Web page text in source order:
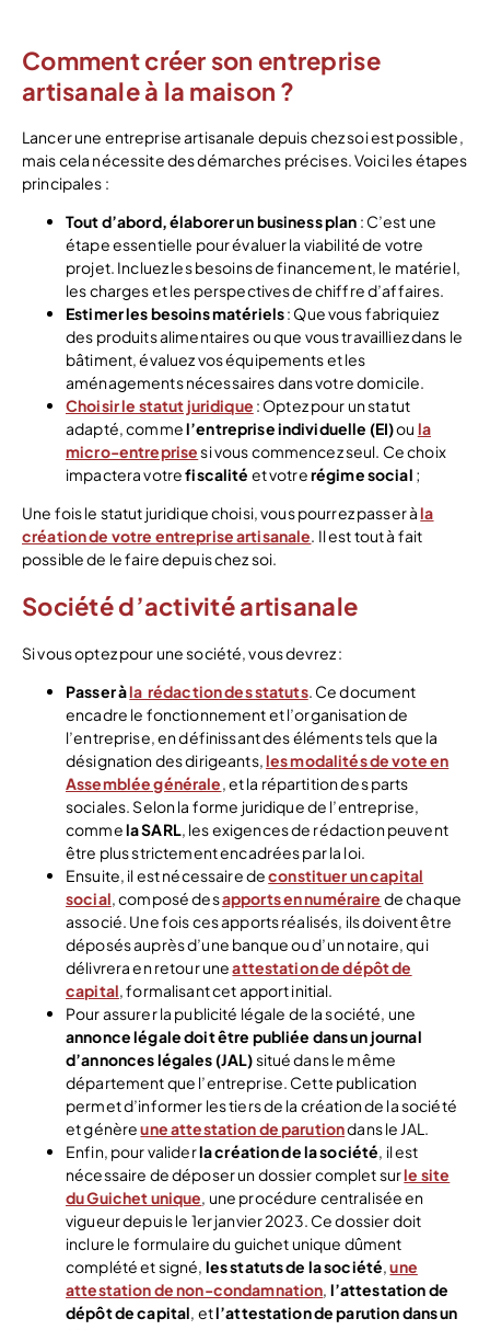
Comment créer son entreprise
artisanale à la maison ?
Lancer une entreprise artisanale depuis chez soi est possible,
mais cela nécessite des démarches précises. Voici les étapes
principales :
Tout d’abord, élaborer un business plan : C’est une
étape essentielle pour évaluer la viabilité de votre
projet. Incluez les besoins de financement, le matériel,
les charges et les perspectives de chiffre d’affaires.
Estimer les besoins matériels: Que vous fabriquiez
des produits alimentaires ou que vous travailliez dans le
bâtiment, évaluez vos équipements et les
aménagements nécessaires dans votre domicile.
Choisir le statut juridique : Optez pour un statut
adapté, commel’entreprise individuelle (EI)ou la
micro-entreprisesi vous commencez seul. Ce choix
impactera votrefiscalité et votrerégime social ;
Une fois le statut juridique choisi, vous pourrez passer àla
création de votre entreprise artisanale. Il est tout à fait
possible de le faire depuis chez soi.
Société d’activité artisanale
Si vous optez pour une société, vous devrez :
Passer àla rédaction des statuts. Ce document
encadre le fonctionnement et l’organisation de
l’entreprise, en définissant des éléments tels que la
désignation des dirigeants,les modalités de vote en
Assemblée générale, et la répartition des parts
sociales. Selon la forme juridique de l’entreprise,
commela SARL, les exigences de rédaction peuvent
être plus strictement encadrées par la loi.
Ensuite, il est nécessaire deconstituer un capital
social, composé desapports en numéraire de chaque
associé. Une fois ces apports réalisés, ils doivent être
déposés auprès d’une banque ou d’un notaire, qui
délivrera en retour uneattestation de dépôt de
capital, formalisant cet apport initial.
Pour assurer la publicité légale de la société, une
annonce légale doit être publiée dans un journal
d’annonces légales (JAL)situé dans le même
département que l’entreprise. Cette publication
permet d’informer les tiers de la création de la société
et génèreune attestation de parutiondans le JAL.
Enfin, pour validerla création de la société, il est
nécessaire de déposer un dossier complet surle site
du Guichet unique, une procédure centralisée en
vigueur depuis le 1er janvier 2023. Ce dossier doit
inclure le formulaire du guichet unique dûment
complété et signé, les statuts de la société,une
attestation de non-condamnation, l’attestation de
dépôt de capital, etl’attestation de parution dans un